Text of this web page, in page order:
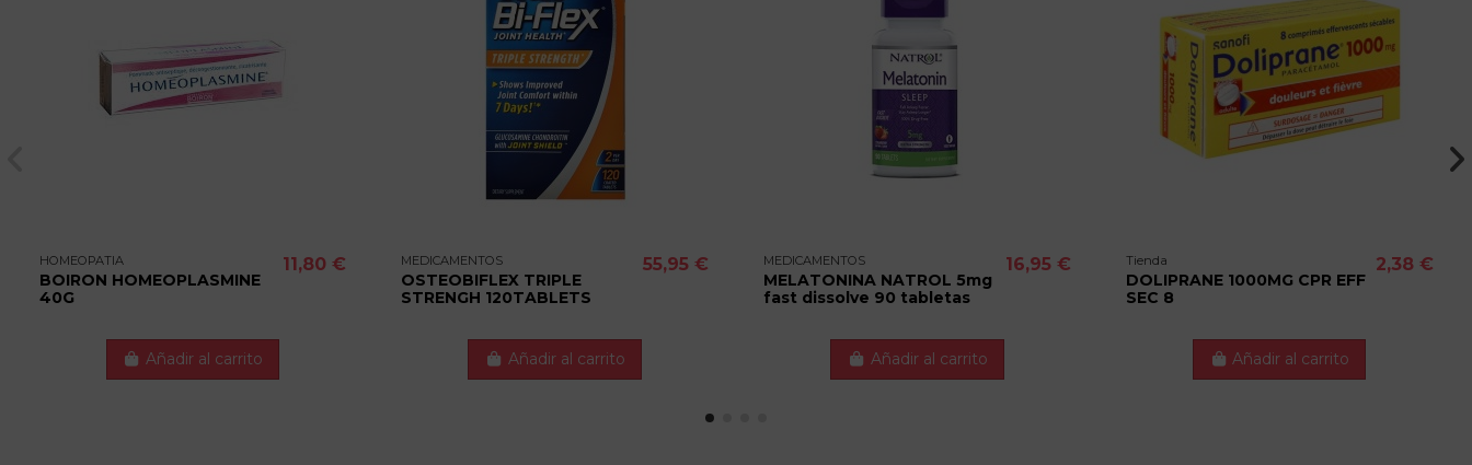
HOMEOPATIA
BOIRON HOMEOPLASMINE
40G
11,80 €
Añadir al carrito
MEDICAMENTOS
OSTEOBIFLEX TRIPLE
STRENGH 120TABLETS
55,95 €
Añadir al carrito
MEDICAMENTOS
MELATONINA NATROL 5mg
fast dissolve 90 tabletas
16,95 €
Añadir al carrito
Tienda
DOLIPRANE 1000MG CPR EFF
SEC 8
2,38 €
Añadir al carrito